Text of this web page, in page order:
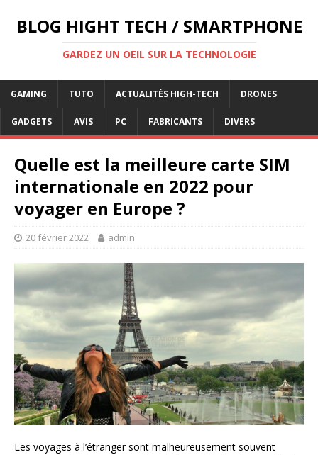
BLOG HIGHT TECH / SMARTPHONE
GARDEZ UN OEIL SUR LA TECHNOLOGIE
GAMING TUTO ACTUALITÉS HIGH-TECH DRONES
GADGETS AVIS PC FABRICANTS DIVERS
Quelle est la meilleure carte SIM
internationale en 2022 pour
voyager en Europe ?
20 février 2022 admin
Les voyages à l’étranger sont malheureusement souvent